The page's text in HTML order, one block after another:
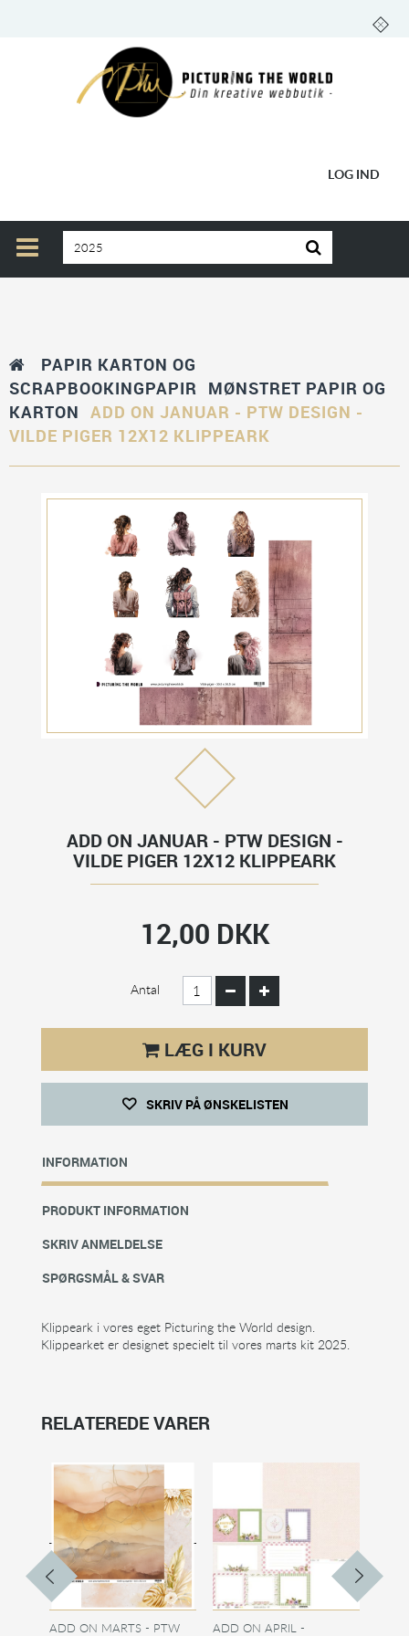
LOG IND
PAPIR KARTON OG
SCRAPBOOKINGPAPIR MØNSTRET PAPIR OG
KARTON ADD ON JANUAR - PTW DESIGN -
VILDE PIGER 12X12 KLIPPEARK
ADD ON JANUAR - PTW DESIGN -
VILDE PIGER 12X12 KLIPPEARK
12,00 DKK
Antal
LÆG I KURV
SKRIV PÅ ØNSKELISTEN
INFORMATION
PRODUKT INFORMATION
SKRIV ANMELDELSE
SPØRGSMÅL & SVAR
Klippeark i vores eget Picturing the World design.
Klippearket er designet specielt til vores marts kit 2025.
RELATEREDE VARER
ADD ON MARTS - PTW
ADD ON APRIL -